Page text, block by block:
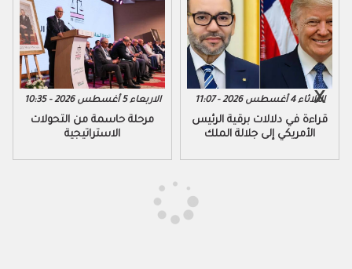
الاربعاء 5 أغسطس 2026 - 10:35
مرحلة حاسمة من التحولات
الاستراتيجية
الثلاثاء 4 أغسطس 2026 - 11:07
قراءة في دلالات برقية الرئيس
الأمريكي إلى جلالة الملك